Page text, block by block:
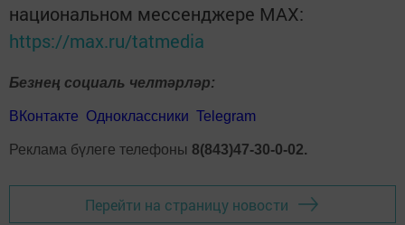
национальном мессенджере MАХ:
https://max.ru/tatmedia
Безнең социаль челтәрләр:
ВКонтакте Одноклассники Telegram
Реклама бүлеге телефоны 8(843)47-30-0-02.
Перейти на страницу новости